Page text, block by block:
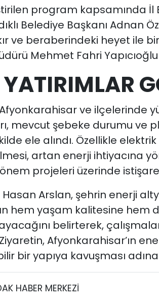
program kapsamında İl
Belediye Başkanı Adnan
ve beraberindeki heyet ile
Mehmet Fahri
ve ilçelerinde
mevcut şebeke durumu ve
ele alındı. Özellikle elektrik
artan enerji ihtiyacına
projeleri üzerinde
Arslan, şehrin enerji
hem yaşam kalitesine hem
belirterek,
Afyonkarahisar’ın
bir yapıya kavuşması
HABER MERKEZİ